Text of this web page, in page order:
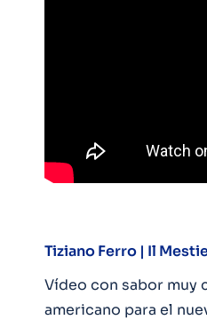
Tiziano Ferro | Il
Vídeo con sabor muy
americano para el